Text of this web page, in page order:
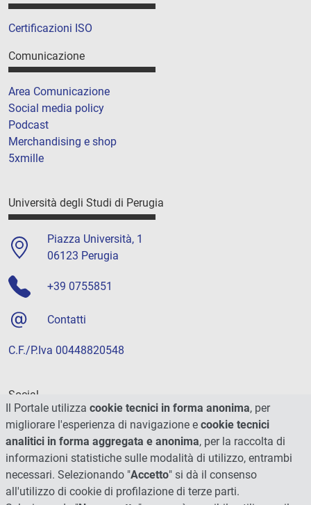
Certificazioni ISO
Comunicazione
Area Comunicazione
Social media policy
Podcast
Merchandising e shop
5xmille
Università degli Studi di Perugia
Piazza Università, 1
06123 Perugia
+39 0755851
Contatti
C.F./P.Iva 00448820548
Social
Il Portale utilizza cookie tecnici in forma anonima, per
migliorare l'esperienza di navigazione e cookie tecnici
analitici in forma aggregata e anonima, per la raccolta di
informazioni statistiche sulle modalità di utilizzo, entrambi
necessari. Selezionando "Accetto" si dà il consenso
all'utilizzo di cookie di profilazione di terze parti.